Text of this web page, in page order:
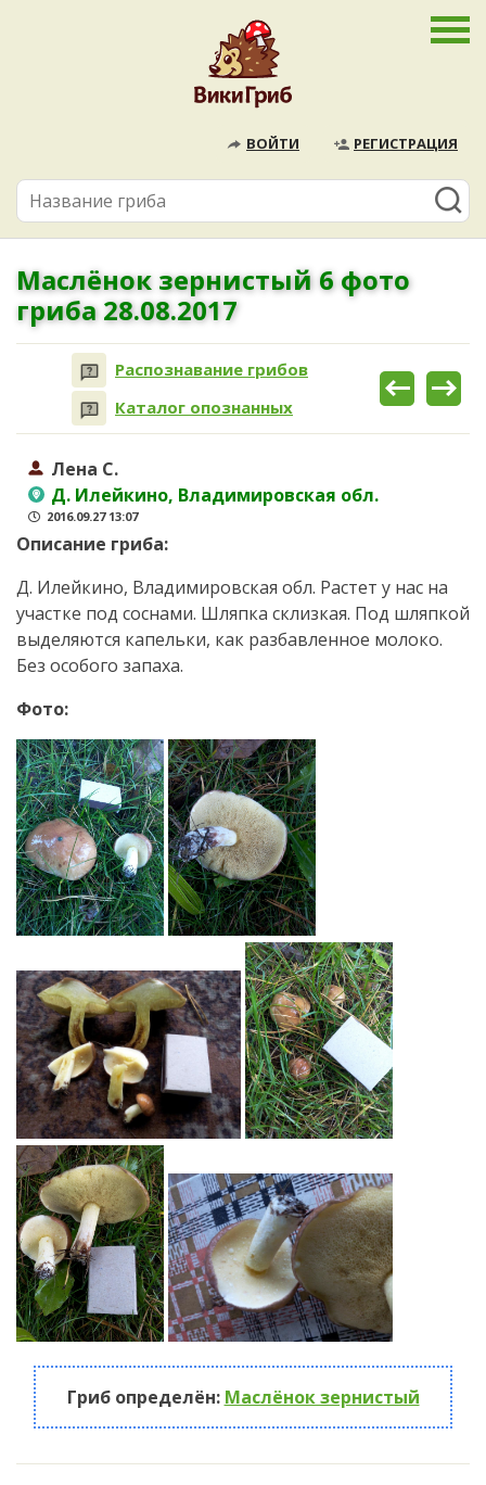
ВОЙТИ РЕГИСТРАЦИЯ
Маслёнок зернистый 6 фото
гриба 28.08.2017
Распознавание грибов
Каталог опознанных
Лена С.
Д. Илейкино, Владимировская обл.
2016.09.27 13:07
Описание гриба:
Д. Илейкино, Владимировская обл. Растет у нас на
участке под соснами. Шляпка склизкая. Под шляпкой
выделяются капельки, как разбавленное молоко.
Без особого запаха.
Фото:
Гриб определён: Маслёнок зернистый